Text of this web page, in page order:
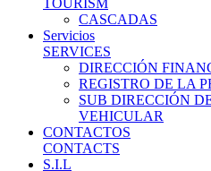
TOURISM
CASCADAS
Servicios
SERVICES
DIRECCIÓN
REGISTRO DE LA
SUB DIRECCIÓN
VEHICULAR
CONTACTOS
CONTACTS
S.I.L